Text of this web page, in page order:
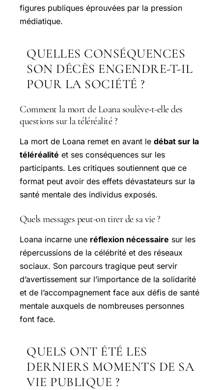
figures publiques éprouvées par la pression
médiatique.
QUELLES CONSÉQUENCES
SON DÉCÈS ENGENDRE-T-IL
POUR LA SOCIÉTÉ ?
Comment la mort de Loana soulève-t-elle des
questions sur la téléréalité ?
La mort de Loana remet en avant le débat sur la
téléréalité et ses conséquences sur les
participants. Les critiques soutiennent que ce
format peut avoir des effets dévastateurs sur la
santé mentale des individus exposés.
Quels messages peut-on tirer de sa vie ?
Loana incarne une réflexion nécessaire sur les
répercussions de la célébrité et des réseaux
sociaux. Son parcours tragique peut servir
d’avertissement sur l’importance de la solidarité
et de l’accompagnement face aux défis de santé
mentale auxquels de nombreuses personnes
font face.
QUELS ONT ÉTÉ LES
DERNIERS MOMENTS DE SA
VIE PUBLIQUE ?